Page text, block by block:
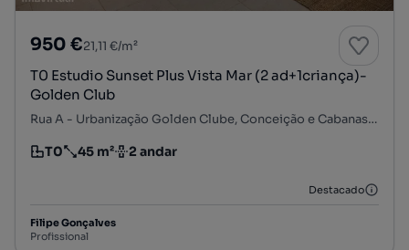
950 €21,11 €/m²
T0 Estudio Sunset Plus Vista Mar (2 ad+1criança)-
Golden Club
Rua A - Urbanização Golden Clube, Conceição e Cabanas de Tavira, Tavira, Faro
Tipologia
T0
Preço por metro quadrado
45 m²
Andar 2 andar
Destacado
Filipe Gonçalves
Profissional